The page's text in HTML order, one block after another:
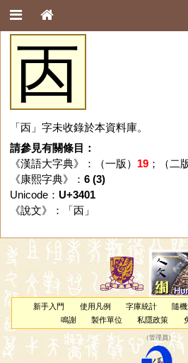
㐁
「㐁」字未收錄於本資料庫。
請參見有關條目：
《漢語大字典》：（一版） 19；（二版
《康熙字典》： 6 (3)
Unicode： U+3401
《說文》：「 㐁」
新手入門 使用凡例 字庫統計 隨
鳴謝
製作單位 私隱政策
（管理員 ）